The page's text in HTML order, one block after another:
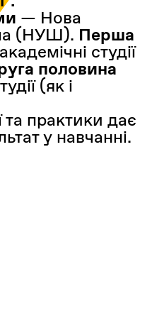
— Нова
(НУШ). Перша
студії
половина
(як і
та практики дає
у навчанні.